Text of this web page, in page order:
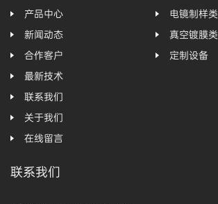
产品中心
新闻动态
合作客户
最新技术
联系我们
关于我们
在线留言
电镜制样类
真空镀膜类
定制设备
联系我们